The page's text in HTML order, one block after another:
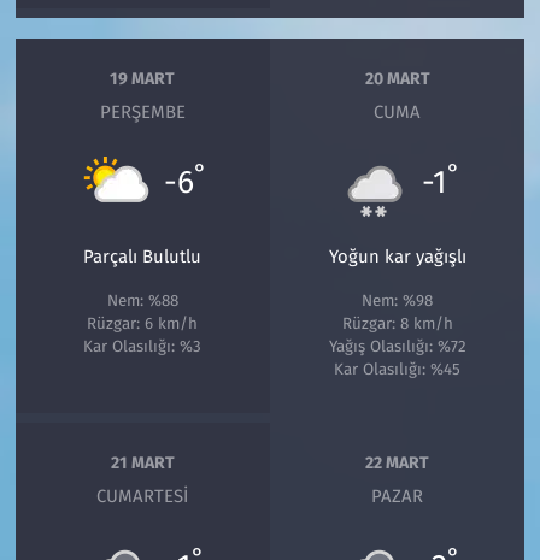
19 MART
PERŞEMBE
-6°
Parçalı Bulutlu
Nem: %88
Rüzgar: 6 km/h
Kar Olasılığı: %3
20 MART
CUMA
-1°
Yoğun kar yağışlı
Nem: %98
Rüzgar: 8 km/h
Yağış Olasılığı: %72
Kar Olasılığı: %45
21 MART
CUMARTESI
22 MART
PAZAR